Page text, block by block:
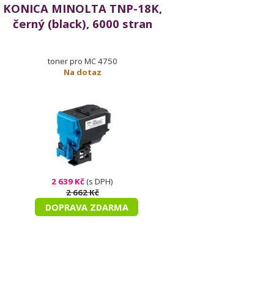
KONICA MINOLTA TNP-18K,
černý (black), 6000 stran
toner pro MC 4750
Na dotaz
2 639 Kč(s DPH)
2 662 Kč
DOPRAVA ZDARMA